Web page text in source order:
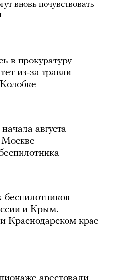
вновь почувствовать
в прокуратуру
из-за травли
августа
Москве
беспилотников
и Крым.
Краснодарском крае
арестовали